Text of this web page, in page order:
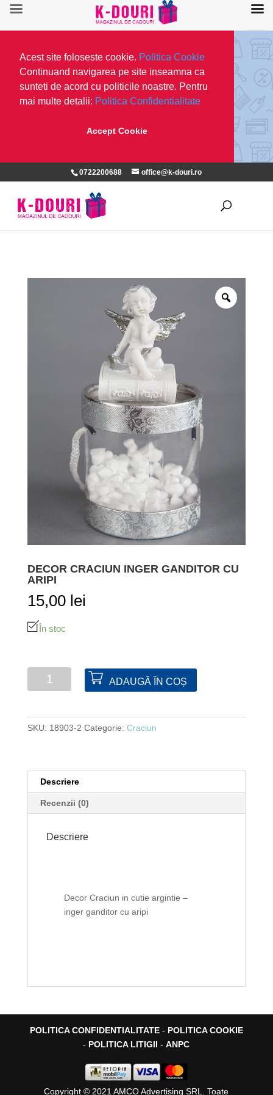
Acest site foloseste cookie. Politica Cookie
Continuand navigarea pe site inseamna ca
sunteti de acord cu politicile noastre. Pentru
mai multe detalii: Politica Confidentialitate
Accept Cookie
0722200688 office@k-douri.ro
DECOR CRACIUN INGER GANDITOR CU
ARIPI
15,00 lei
În stoc
Cantitate
Decor
inger
ganditor
ADAUGĂ ÎN COȘ
SKU: 18903-2 Categorie: Craciun
Descriere
Recenzii (0)
Descriere
Decor Craciun in cutie argintie –
inger ganditor cu aripi
POLITICA CONFIDENTIALITATE- POLITICA COOKIE
- POLITICA LITIGII -ANPC
Copyright © 2021 AMCO Advertising SRL. Toate